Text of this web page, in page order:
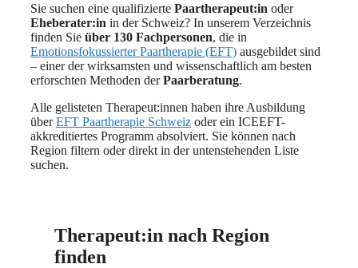
Sie suchen eine qualifizierte Paartherapeut:in oder
Eheberater:in in der Schweiz? In unserem Verzeichnis
finden Sie über 130 Fachpersonen, die in
Emotionsfokussierter Paartherapie (EFT) ausgebildet sind
– einer der wirksamsten und wissenschaftlich am besten
erforschten Methoden derPaarberatung.
Alle gelisteten Therapeut:innen haben ihre Ausbildung
überEFT Paartherapie Schweiz oder ein ICEEFT-
akkreditiertes Programm absolviert. Sie können nach
Region filtern oder direkt in der untenstehenden Liste
suchen.
Therapeut:in nach Region
finden